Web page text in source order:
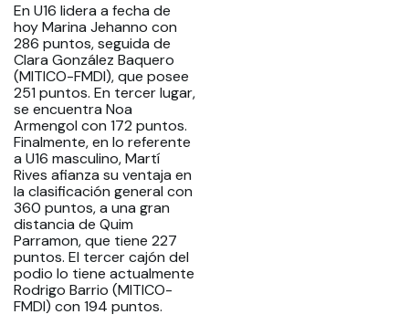
En U16 lidera a fecha de
hoy Marina Jehanno con
286 puntos, seguida de
Clara González Baquero
(MITICO-FMDI), que posee
251 puntos. En tercer lugar,
se encuentra Noa
Armengol con 172 puntos.
Finalmente, en lo referente
a U16 masculino, Martí
Rives afianza su ventaja en
la clasificación general con
360 puntos, a una gran
distancia de Quim
Parramon, que tiene 227
puntos. El tercer cajón del
podio lo tiene actualmente
Rodrigo Barrio (MITICO-
FMDI) con 194 puntos.